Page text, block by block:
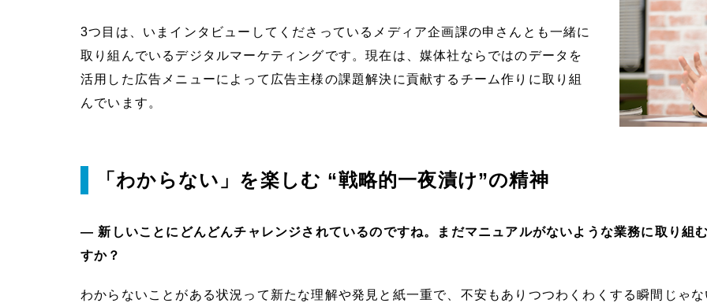
3つ目は、いまインタビューしてくださっているメディア企画課の申さんとも一緒に
取り組んでいるデジタルマーケティングです。現在は、媒体社ならではのデータを
活用した広告メニューによって広告主様の課題解決に貢献するチーム作りに取り組
んでいます。
「わからない」を楽しむ “戦略的一夜漬け”の精神
― 新しいことにどんどんチャレンジされているのですね。まだマニュアルがないような業務に取り組
すか？
わからないことがある状況って新たな理解や発見と紙一重で、不安もありつつわくわくする瞬間じゃ